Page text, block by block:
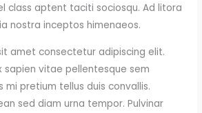
class aptent taciti sociosqu. Ad litora
nostra inceptos himenaeos.
amet consectetur adipiscing elit.
sapien vitae pellentesque sem
mi pretium tellus duis convallis.
sed diam urna tempor. Pulvinar